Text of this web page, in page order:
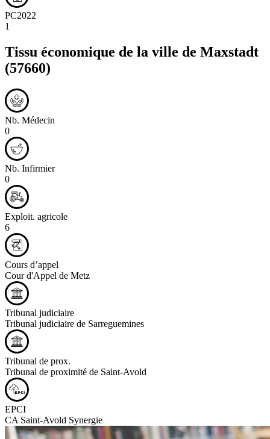
PC2022
1
Tissu économique de la ville de Maxstadt
(57660)
Nb. Médecin
0
Nb. Infirmier
0
Exploit. agricole
6
Cours d’appel
Cour d'Appel de Metz
Tribunal judiciaire
Tribunal judiciaire de Sarreguemines
Tribunal de prox.
Tribunal de proximité de Saint-Avold
EPCI
CA Saint-Avold Synergie